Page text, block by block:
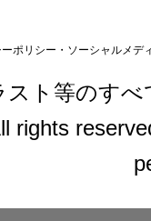
ポリシー・ソーシャルメデ
スト等のす
rights